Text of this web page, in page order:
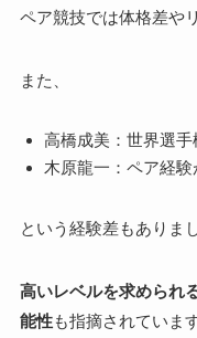
ペア競技では体格差や
また、
高橋成美：世界選手
木原龍一：ペア経
という経験差もありま
高いレベルを求められ
能性も指摘されています